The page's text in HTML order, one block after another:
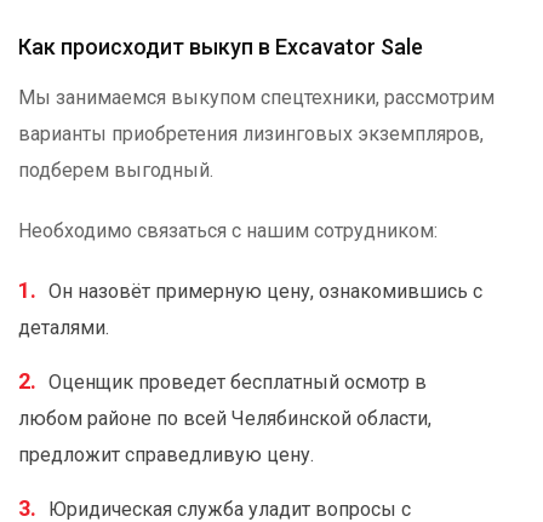
Как происходит выкуп в Excavator Sale
Мы занимаемся выкупом спецтехники, рассмотрим
варианты приобретения лизинговых экземпляров,
подберем выгодный.
Необходимо связаться с нашим сотрудником:
Он назовёт примерную цену, ознакомившись с
деталями.
Оценщик проведет бесплатный осмотр в
любом районе по всей Челябинской области,
предложит справедливую цену.
Юридическая служба уладит вопросы с